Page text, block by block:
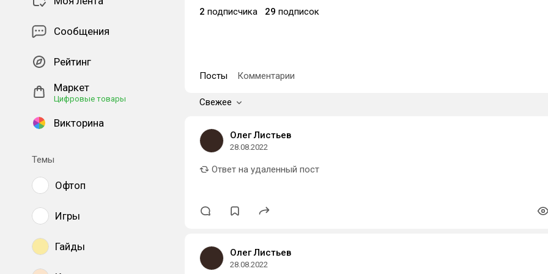
Сообщения
Рейтинг
Маркет
Цифровые товары
Викторина
Темы
Офтоп
Игры
Гайды
2 подписчика 29 подписок
Посты Комментарии
Свежее
Олег Листьев
28.08.2022
Ответ на удаленный пост
Олег Листьев
28.08.2022